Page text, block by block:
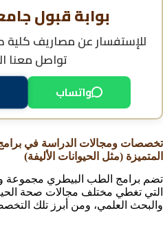
بوابة قبول
للإستفسار عنمصاريف
تواصل معنا
واتساب
تخصصات ومجالات الدراسة في
المتميزة (مثل الحيوانات الأليفة)
تضم برامج الطب البيطري
التي تغطي مختلف مجالات صحة
والبحث العلمي، ومن أبرز تلك